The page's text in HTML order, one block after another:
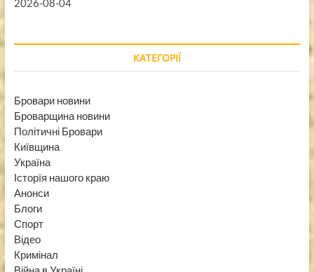
2026-08-04
КАТЕГОРІЇ
Бровари новини
Броварщина новини
Політичні Бровари
Київщина
Україна
Історїя нашого краю
Анонси
Блоги
Спорт
Відео
Кримінал